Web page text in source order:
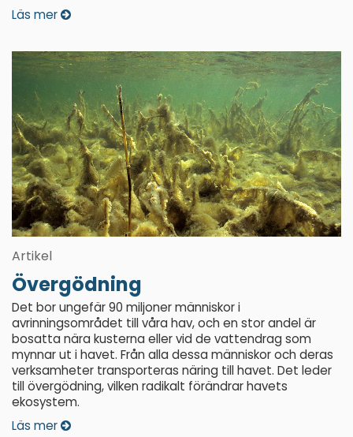
Läs mer
Artikel
Övergödning
Det bor ungefär 90 miljoner människor i
avrinningsområdet till våra hav, och en stor andel är
bosatta nära kusterna eller vid de vattendrag som
mynnar ut i havet. Från alla dessa människor och deras
verksamheter transporteras näring till havet. Det leder
till övergödning, vilken radikalt förändrar havets
ekosystem.
Läs mer